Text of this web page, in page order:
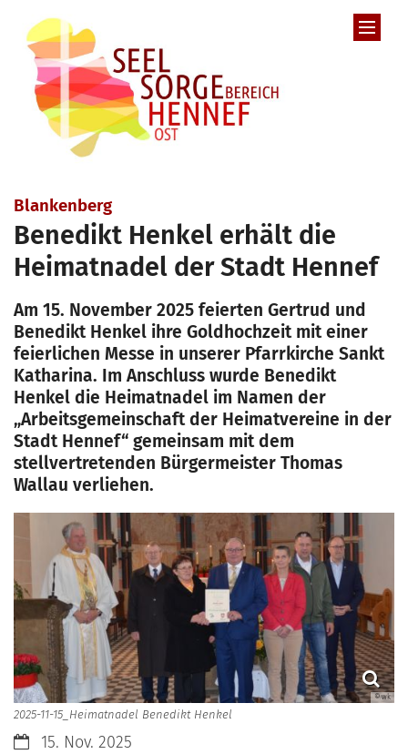
Blankenberg:
Benedikt Henkel erhält die
Heimatnadel der Stadt Hennef
Am 15. November 2025 feierten Gertrud und
Benedikt Henkel ihre Goldhochzeit mit einer
feierlichen Messe in unserer Pfarrkirche Sankt
Katharina. Im Anschluss wurde Benedikt
Henkel die Heimatnadel im Namen der
„Arbeitsgemeinschaft der Heimatvereine in der
Stadt Hennef“ gemeinsam mit dem
stellvertretenden Bürgermeister Thomas
Wallau verliehen.
© wk
2025-11-15_Heimatnadel Benedikt Henkel
Datum:15. Nov. 2025